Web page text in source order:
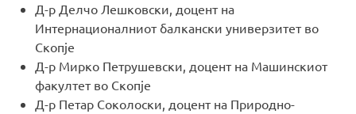
Д-р Делчо Лешковски, доцент на
Интернационалниот балкански универзитет во
Скопје
Д-р Мирко Петрушевски, доцент на Машинскиот
факултет во Скопје
Д-р Петар Соколоски, доцент на Природно-